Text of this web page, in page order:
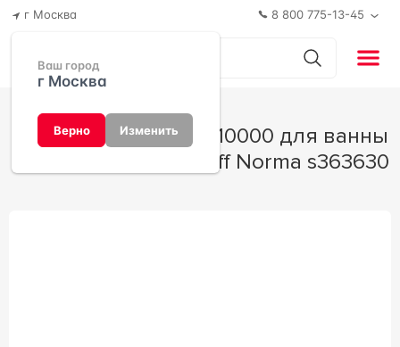
г Москва
Ваш город
г Москва
Верно Изменить
8 800 775-13-45
с душем 18x11x13 Dorff Norma s363630